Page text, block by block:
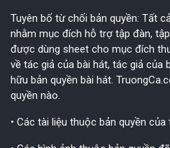
Tuyên bố từ chối bản quyền: Tất
nhằm mục đích hỗ trợ tập đàn,
được dùng sheet cho mục đích
về tác giả của bài hát, tác giả
hữu bản quyền bài hát.
quyền nào.
• Các tài liệu thuộc bản quyền